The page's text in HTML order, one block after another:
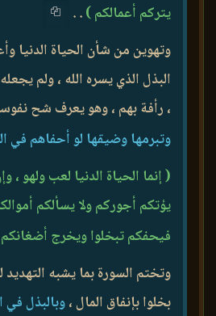
يتركم أعمالكم ). .
وتهوين من شأن الحياة
البذل الذي يسره الله ، ولم
، رأفة بهم ، وهو يعرف شح
وتبرمها وضيقها لو أحفاهم في
( إنما الحياة الدنيا لعب ولهو ،
يؤتكم أجوركم ولا يسألكم
فيحفكم تبخلوا ويخرج
وتختم السورة بما يشبه
بخلوا بإنفاق المال ،وبالبذل في